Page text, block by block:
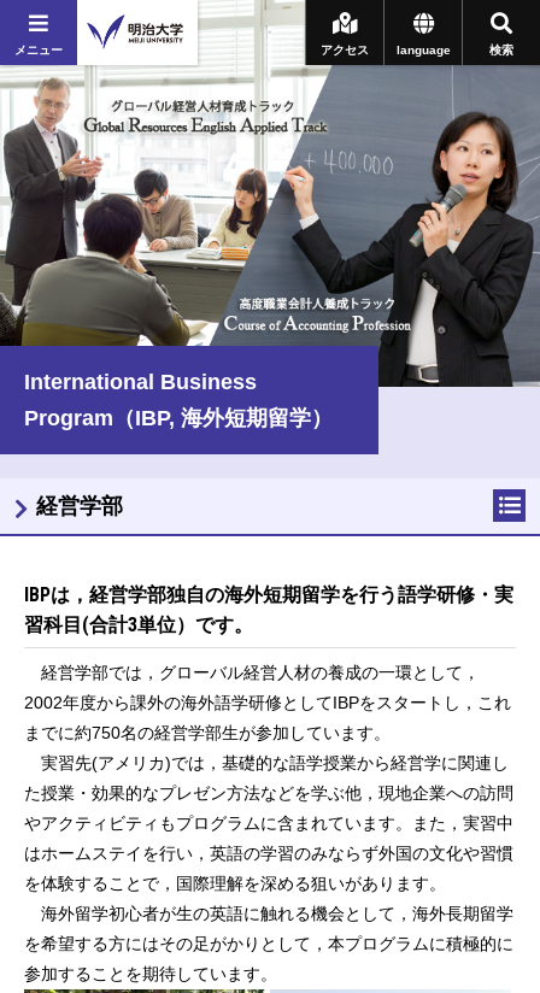
メニュー 検索
language
アクセス
International Business
Program（IBP, 海外短期留学）
IBPは，経営学部独自の海外短期留学を行う語学研修・実
習科目(合計3単位）です。
経営学部では，グローバル経営人材の養成の一環として，
2002年度から課外の海外語学研修としてIBPをスタートし，これ
までに約750名の経営学部生が参加しています。
実習先(アメリカ)では，基礎的な語学授業から経営学に関連し
た授業・効果的なプレゼン方法などを学ぶ他，現地企業への訪問
やアクティビティもプログラムに含まれています。また，実習中
はホームステイを行い，英語の学習のみならず外国の文化や習慣
を体験することで，国際理解を深める狙いがあります。
海外留学初心者が生の英語に触れる機会として，海外長期留学
を希望する方にはその足がかりとして，本プログラムに積極的に
参加することを期待しています。
経営学部